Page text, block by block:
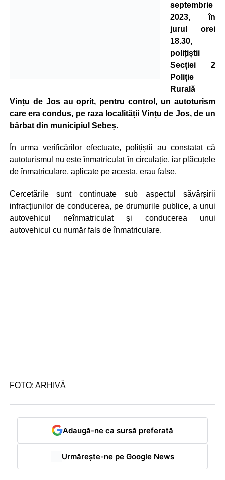
septembrie
2023, în
jurul orei
18.30,
polițiștii
Secției 2
Poliție
Rurală
Vințu de Jos au oprit, pentru control, un autoturism
care era condus, pe raza localității Vințu de Jos, de un
bărbat din municipiul Sebeș.
În urma verificărilor efectuate, polițiștii au constatat că
autoturismul nu este înmatriculat în circulație, iar plăcuțele
de înmatriculare, aplicate pe acesta, erau false.
Cercetările sunt continuate sub aspectul săvârșirii
infracțiunilor de conducerea, pe drumurile publice, a unui
autovehicul neînmatriculat și conducerea unui
autovehicul cu număr fals de înmatriculare.
FOTO: ARHIVĂ
Adaugă-ne ca sursă preferată
Urmărește-ne pe Google News